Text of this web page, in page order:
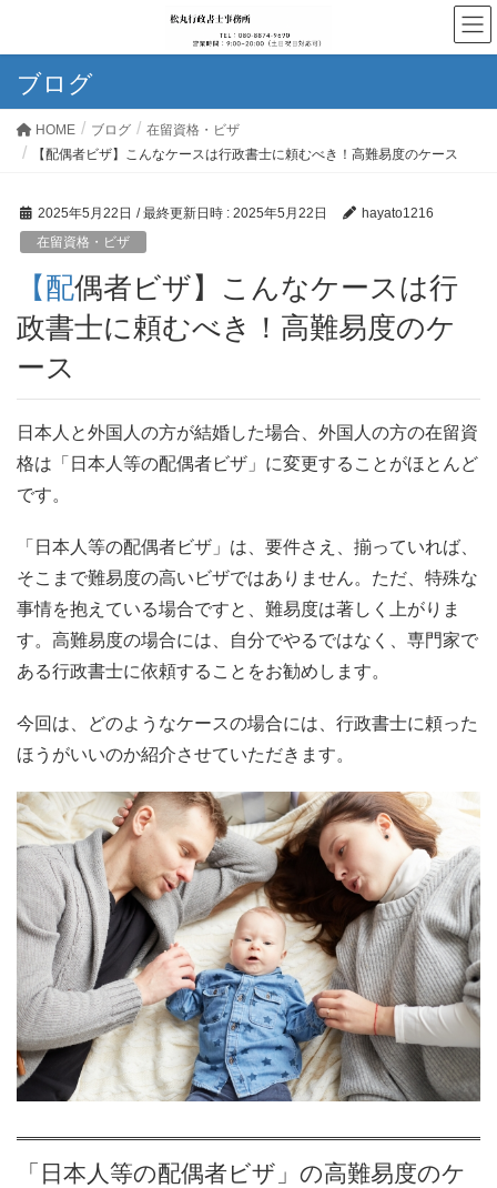
ブログ
HOME ブログ
在留資格・ビザ
【配偶者ビザ】こんなケースは行政書士に頼むべき！高難易度のケース
2025年5月22日 / 最終更新日時 : 2025年5月22日
hayato1216
在留資格・ビザ
【配偶者ビザ】こんなケースは行
政書士に頼むべき！高難易度のケ
ース
日本人と外国人の方が結婚した場合、外国人の方の在留資
格は「日本人等の配偶者ビザ」に変更することがほとんど
です。
「日本人等の配偶者ビザ」は、要件さえ、揃っていれば、
そこまで難易度の高いビザではありません。ただ、特殊な
事情を抱えている場合ですと、難易度は著しく上がりま
す。高難易度の場合には、自分でやるではなく、専門家で
ある行政書士に依頼することをお勧めします。
今回は、どのようなケースの場合には、行政書士に頼った
ほうがいいのか紹介させていただきます。
「日本人等の配偶者ビザ」の高難易度のケ